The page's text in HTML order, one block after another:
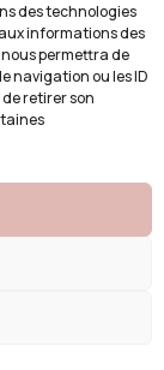
des technologies
informations des
permettra de
navigation ou les ID
retirer son